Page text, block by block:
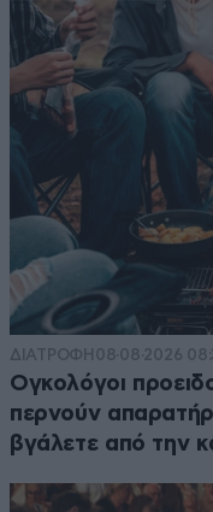
ΔΙΑΤΡΟΦΗ 08·08·2026
Ογκολόγοι
περνούν
βγάλετε από την